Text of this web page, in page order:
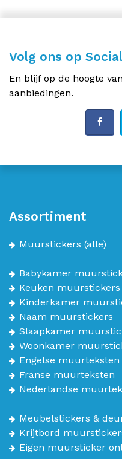
Volg ons op
En blijf op de hoogte
aanbiedingen.
Assortiment
Muurstickers (alle)
Babykamer
Keuken muurstickers
Kinderkamer
Naam muurstickers
Slaapkamer
Woonkamer
Engelse muurteksten
Franse muurteksten
Nederlandse
Meubelstickers &
Krijtbord
Eigen muursticker